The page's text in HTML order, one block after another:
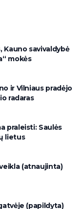
Kauno savivaldybė
mokės
ir Vilniaus pradėjo
radaras
praleisti: Saulės
lietus
(atnaujinta)
(papildyta)